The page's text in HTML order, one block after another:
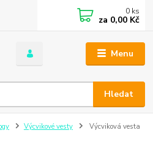
Menu
Hledat
0 ks
za 0,00 Kč
Výcvikové vesty
Výcviková vesta